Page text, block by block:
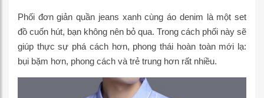
Phối đơn giản quần jeans xanh cùng áo denim là một set
đồ cuốn hút, bạn không nên bỏ qua. Trong cách phối này sẽ
giúp thực sự phá cách hơn, phong thái hoàn toàn mới lạ:
bụi bặm hơn, phong cách và trẻ trung hơn rất nhiều.